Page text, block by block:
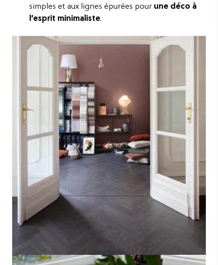
simples et aux lignes épurées pour une déco à
l’esprit minimaliste.
Stratifié - Chateau - Charme Black